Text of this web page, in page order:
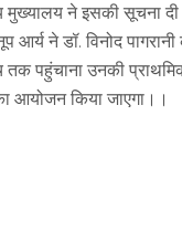
ने इसकी सूचना
ने डॉ. विनोद
पहुंचाना उनकी
आयोजन किया जाएगा।।